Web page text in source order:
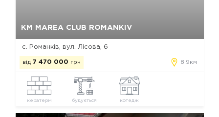
КМ MAREA CLUB ROMANKIV
с. Романків, вул. Лісова, 6
від 7 470 000 грн 8.9км
кератерм будується котедж